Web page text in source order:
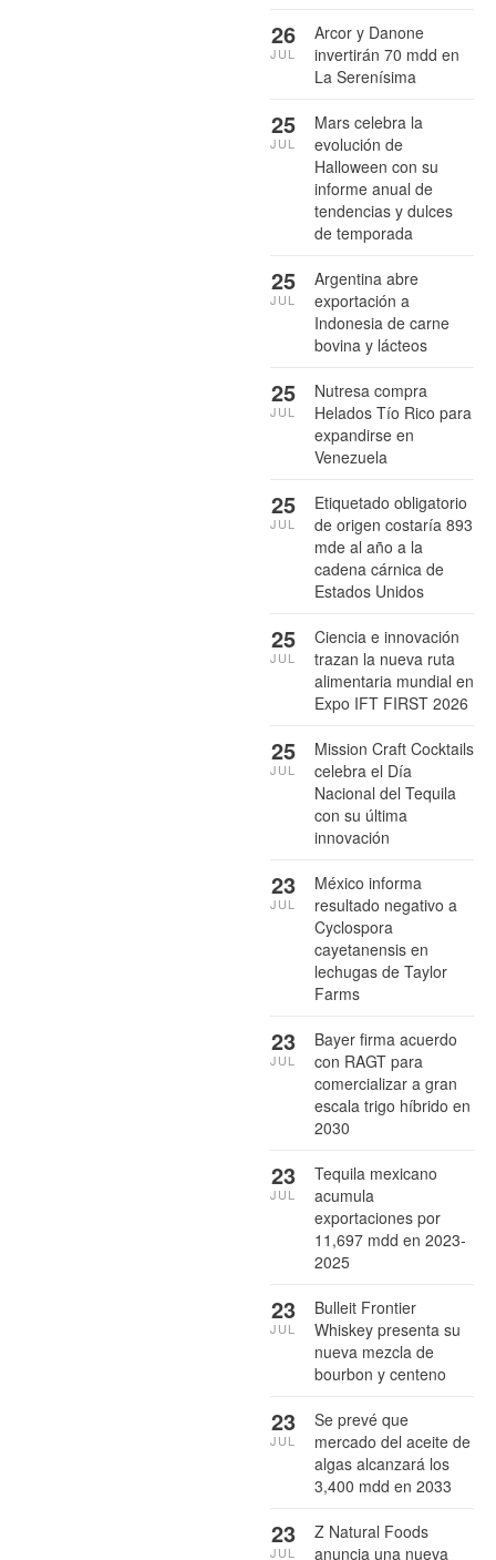
Arcor y Danone
invertirán 70 mdd en
La Serenísima
26
JUL
Mars celebra la
evolución de
Halloween con su
informe anual de
tendencias y dulces
de temporada
25
JUL
Argentina abre
exportación a
Indonesia de carne
bovina y lácteos
25
JUL
Nutresa compra
Helados Tío Rico para
expandirse en
Venezuela
25
JUL
Etiquetado obligatorio
de origen costaría 893
mde al año a la
cadena cárnica de
Estados Unidos
25
JUL
Ciencia e innovación
trazan la nueva ruta
alimentaria mundial en
Expo IFT FIRST 2026
25
JUL
Mission Craft Cocktails
celebra el Día
Nacional del Tequila
con su última
innovación
25
JUL
México informa
resultado negativo a
Cyclospora
cayetanensis en
lechugas de Taylor
Farms
23
JUL
Bayer firma acuerdo
con RAGT para
comercializar a gran
escala trigo híbrido en
2030
23
JUL
Tequila mexicano
acumula
exportaciones por
11,697 mdd en 2023-
2025
23
JUL
Bulleit Frontier
Whiskey presenta su
nueva mezcla de
bourbon y centeno
23
JUL
Se prevé que
mercado del aceite de
algas alcanzará los
3,400 mdd en 2033
23
JUL
Z Natural Foods
anuncia una nueva
23
JUL